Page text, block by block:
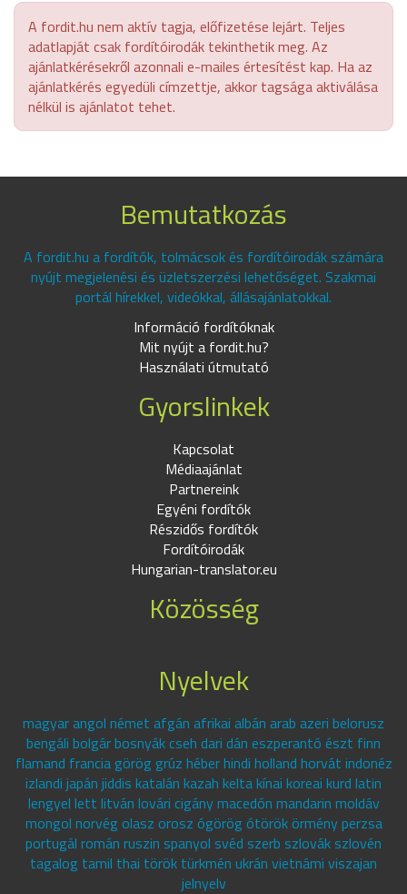
A fordit.hu nem aktív tagja, előfizetése lejárt. Teljes
adatlapját csak fordítóirodák tekinthetik meg. Az
ajánlatkérésekről azonnali e-mailes értesítést kap. Ha az
ajánlatkérés egyedüli címzettje, akkor tagsága aktiválása
nélkül is ajánlatot tehet.
Bemutatkozás
A fordit.hu a fordítók, tolmácsok és fordítóirodák számára
nyújt megjelenési és üzletszerzési lehetőséget. Szakmai
portál hírekkel, videókkal, állásajánlatokkal.
Információ fordítóknak
Mit nyújt a fordit.hu?
Használati útmutató
Gyorslinkek
Kapcsolat
Médiaajánlat
Partnereink
Egyéni fordítók
Részidős fordítók
Fordítóirodák
Hungarian-translator.eu
Közösség
Nyelvek
magyar angol német afgán afrikai albán arab azeri belorusz
bengáli bolgár bosnyák cseh dari dán eszperantó észt finn
flamand francia görög grúz héber hindi holland horvát indonéz
izlandi japán jiddis katalán kazah kelta kínai koreai kurd latin
lengyel lett litván lovári cigány macedón mandarin moldáv
mongol norvég olasz orosz ógörög ótörök örmény perzsa
portugál román ruszin spanyol svéd szerb szlovák szlovén
tagalog tamil thai török türkmén ukrán vietnámi viszajan
jelnyelv